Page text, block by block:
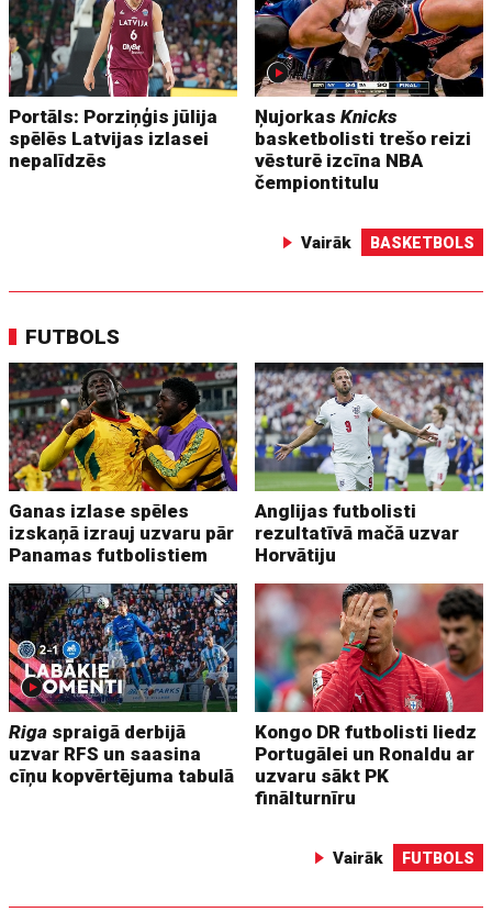
Portāls: Porziņģis jūlija
spēlēs Latvijas izlasei
nepalīdzēs
ŅujorkasKnicks
basketbolisti trešo reizi
vēsturē izcīna NBA
čempiontitulu
Vairāk BASKETBOLS
FUTBOLS
Ganas izlase spēles
izskaņā izrauj uzvaru pār
Panamas futbolistiem
Anglijas futbolisti
rezultatīvā mačā uzvar
Horvātiju
Riga spraigā derbijā
uzvar RFS un saasina
cīņu kopvērtējuma tabulā
Kongo DR futbolisti liedz
Portugālei un Ronaldu ar
uzvaru sākt PK
finālturnīru
Vairāk FUTBOLS